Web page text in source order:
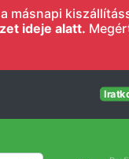
ideje alatt.